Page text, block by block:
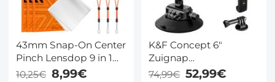
43mm Snap-On Center
Pinch Lensdop 9 in 1
met Anti-Loss Keeper
10,25€ 8,99€
K&F Concept 6"
Zuignap
Camerabevestiging
74,99€ 52,99€